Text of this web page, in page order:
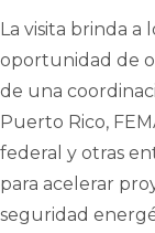
La visita brinda a
oportunidad de
de una
Puerto Rico,
federal y otras
para acelerar
seguridad